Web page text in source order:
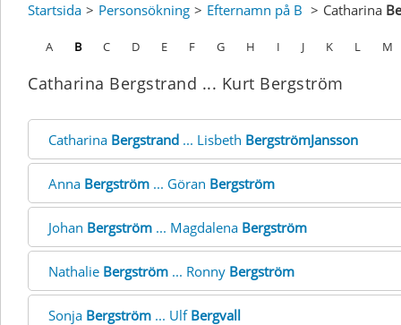
Startsida Personsökning Efternamn på B Catharina
A B C D E F G H I J K L M
Catharina Bergstrand ... Kurt Bergström
Catharina Bergstrand ... Lisbeth BergströmJansson
Anna Bergström ... Göran Bergström
Johan Bergström ... Magdalena Bergström
Nathalie Bergström ... Ronny Bergström
Sonja Bergström ... Ulf Bergvall